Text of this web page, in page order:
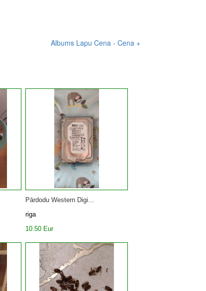
Albums Lapu Cena - Cena +
Pārdodu Western Digi...
riga
10.50 Eur